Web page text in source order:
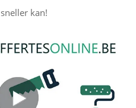
kan!